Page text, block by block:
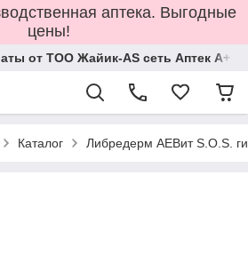
аптека. Выгодные
цены!
от ТОО Жайик-AS сеть Аптек А+
Каталог Либредерм АЕВит S.O.S.